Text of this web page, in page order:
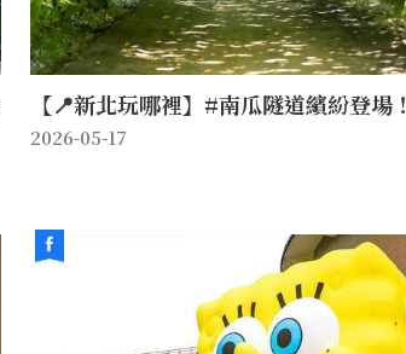
【📍新北玩哪裡】#南瓜隧道繽紛登場！
2026-05-17